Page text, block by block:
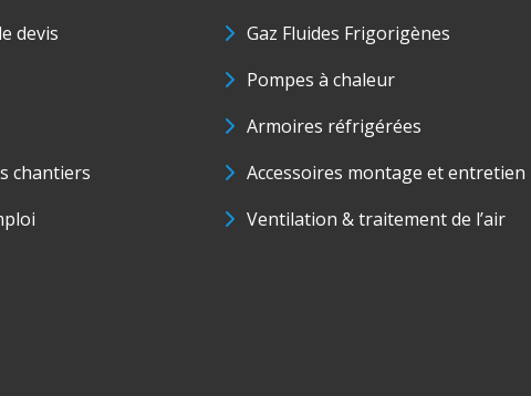
devis
chantiers
Gaz Fluides Frigorigènes
Pompes à chaleur
Armoires réfrigérées
Accessoires montage et entretien
Ventilation & traitement de l’air